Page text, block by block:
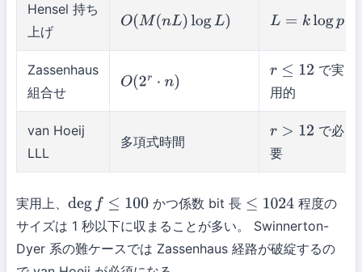
Hensel 持ち
上げ
O(M(nL)log L) L= klog p
Zassenhaus
組合せ
O(2r⋅ n)
r≤12
で実
用的
van Hoeij
LLL
多項式時間 r>12
で必
要
実用上、 degf≤ 100 かつ係数 bit 長 ≤1024
程度の
サイズは 1 秒以下に収まることが多い。 Swinnerton-
Dyer 系の難ケースでは Zassenhaus 経路が破綻するの